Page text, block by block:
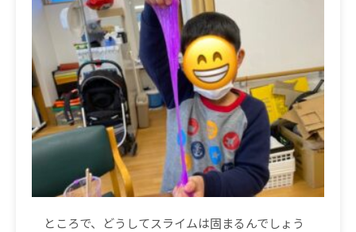
ところで、どうしてスライムは固まるんでしょう